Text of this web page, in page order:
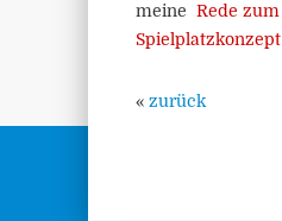
meine Rede zum
Spielplatzkonzept
« zurück